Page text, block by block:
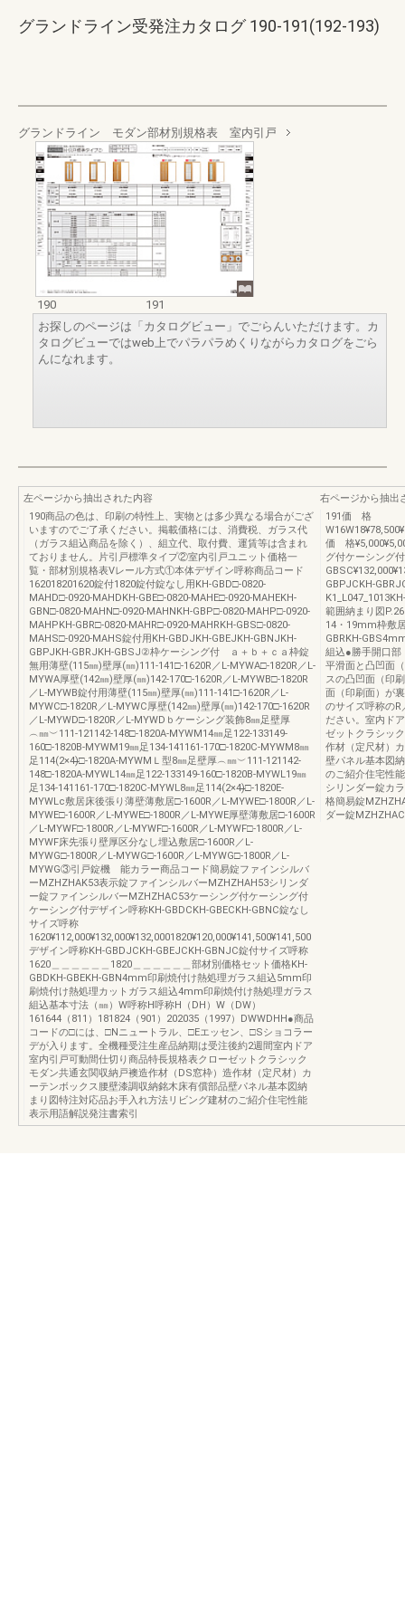
グランドライン受発注カタログ 190-191(192-193)
グランドライン モダン部材別規格表 室内引戸
190
191
お探しのページは「カタログビュー」でごらんいただけます。カ
タログビューではweb上でパラパラめくりながらカタログをごら
んになれます。
左ページから抽出された内容
190商品の色は、印刷の特性上、実物とは多少異なる場合がござ
いますのでご了承ください。掲載価格には、消費税、ガラス代
（ガラス組込商品を除く）、組立代、取付費、運賃等は含まれ
ておりません。片引戸標準タイプ②室内引戸ユニット価格一
覧・部材別規格表Vレール方式①本体デザイン呼称商品コード
162018201620錠付1820錠付錠なし用KH-GBD□-0820-
MAHD□-0920-MAHDKH-GBE□-0820-MAHE□-0920-MAHEKH-
GBN□-0820-MAHN□-0920-MAHNKH-GBP□-0820-MAHP□-0920-
MAHPKH-GBR□-0820-MAHR□-0920-MAHRKH-GBS□-0820-
MAHS□-0920-MAHS錠付用KH-GBDJKH-GBEJKH-GBNJKH-
GBPJKH-GBRJKH-GBSJ②枠ケーシング付 ａ＋ｂ＋ｃａ枠錠
無用薄壁(115㎜)壁厚(㎜)111-141□-1620R／L-MYWA□-1820R／L-
MYWA厚壁(142㎜)壁厚(㎜)142-170□-1620R／L-MYWB□-1820R
／L-MYWB錠付用薄壁(115㎜)壁厚(㎜)111-141□-1620R／L-
MYWC□-1820R／L-MYWC厚壁(142㎜)壁厚(㎜)142-170□-1620R
／L-MYWD□-1820R／L-MYWDｂケーシング装飾8㎜足壁厚
︵㎜︶111-121142-148□-1820A-MYWM14㎜足122-133149-
160□-1820B-MYWM19㎜足134-141161-170□-1820C-MYWM8㎜
足114(2×4)̶̶□-1820A-MYWMＬ型8㎜足壁厚︵㎜︶111-121142-
148□-1820A-MYWL14㎜足122-133149-160□-1820B-MYWL19㎜
足134-141161-170□-1820C-MYWL8㎜足114(2×4)̶̶□-1820E-
MYWLc敷居床後張り薄壁薄敷居□-1600R／L-MYWE□-1800R／L-
MYWE□-1600R／L-MYWE□-1800R／L-MYWE厚壁薄敷居□-1600R
／L-MYWF□-1800R／L-MYWF□-1600R／L-MYWF□-1800R／L-
MYWF床先張り壁厚区分なし埋込敷居□-1600R／L-
MYWG□-1800R／L-MYWG□-1600R／L-MYWG□-1800R／L-
MYWG③引戸錠機 能カラー商品コード簡易錠ファインシルバ
ーMZHZHAK53表示錠ファインシルバーMZHZHAH53シリンダ
ー錠ファインシルバーMZHZHAC53ケーシング付ケーシング付
ケーシング付デザイン呼称KH-GBDCKH-GBECKH-GBNC錠なし
サイズ呼称
1620¥112,000¥132,000¥132,0001820¥120,000¥141,500¥141,500
デザイン呼称KH-GBDJCKH-GBEJCKH-GBNJC錠付サイズ呼称
1620＿＿＿＿＿＿1820＿＿＿＿＿＿部材別価格セット価格KH-
GBDKH-GBEKH-GBN4mm印刷焼付け熱処理ガラス組込5mm印
刷焼付け熱処理カットガラス組込4mm印刷焼付け熱処理ガラス
組込基本寸法（㎜）W呼称H呼称H（DH）W（DW）
161644（811）181824（901）202035（1997）DWWDHH●商品
コードの□には、□Nニュートラル、□Eエッセン、□Sショコラー
デが入ります。全機種受注生産品納期は受注後約2週間室内ドア
室内引戸可動間仕切り商品特長規格表クローゼットクラシック
モダン共通玄関収納戸襖造作材（DS窓枠）造作材（定尺材）カ
ーテンボックス腰壁漆調収納銘木床有償部品壁パネル基本図納
まり図特注対応品お手入れ方法リビング建材のご紹介住宅性能
表示用語解説発注書索引
右ページから抽出
191価 格
価 格
グ付ケーシング
GBPJCKH-
範囲納まり図
14・19mm枠敷
GBRKH-
組込●勝手開口部
平滑面と凸凹面
スの凸凹面（印
面（印刷面）が
のサイズ呼称の
ださい。室内ド
ゼットクラシッ
作材（定尺材）
壁パネル基本図
のご紹介住宅性
シリンダー錠カ
格簡易錠
ダー錠